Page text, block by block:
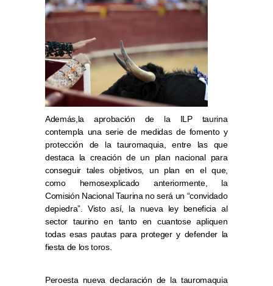
Además,la aprobación de la ILP taurina
contempla una serie de medidas de fomento y
protección de la tauromaquia, entre las que
destaca la creación de un plan nacional para
conseguir tales objetivos, un plan en el que,
como hemosexplicado anteriormente, la
Comisión Nacional Taurina no será un “convidado
depiedra”. Visto así, la nueva ley beneficia al
sector taurino en tanto en cuantose apliquen
todas esas pautas para proteger y defender la
fiesta de los toros.
Peroesta nueva declaración de la tauromaquia